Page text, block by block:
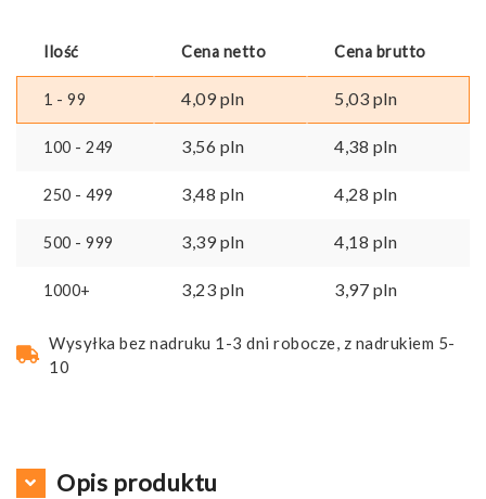
Ilość Cena netto Cena brutto
1 - 99 4,09pln 5,03 pln
100 - 249 3,56 pln 4,38 pln
250 - 499 3,48 pln 4,28 pln
500 - 999 3,39pln 4,18 pln
1000+ 3,23 pln 3,97 pln
Wysyłka bez nadruku 1-3 dni robocze, z nadrukiem 5-
10
Opis produktu